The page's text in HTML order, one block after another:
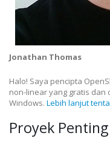
Jonathan Thomas
Halo! Saya pencipta
non-linear yang gratis dan
Windows. Lebih lanjut
Proyek Penting